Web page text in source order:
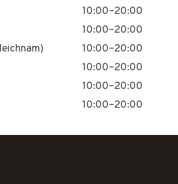
10:00–20:00
10:00–20:00
10:00–20:00
10:00–20:00
10:00–20:00
10:00–20:00